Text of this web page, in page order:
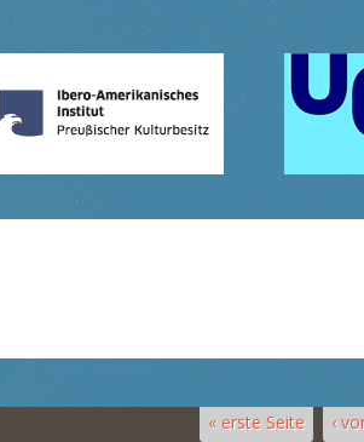
« erste Seite ‹